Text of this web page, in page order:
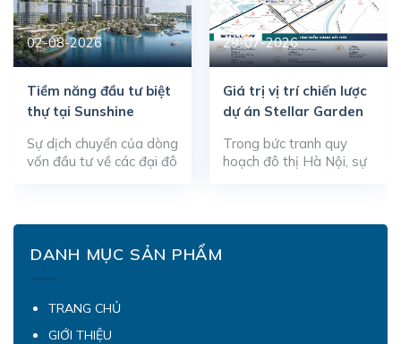
02-08-2026
Tiềm năng đầu tư biệt
thự tại Sunshine
Sự dịch chuyển của dòng
vốn đầu tư về các đại đô
Bắc Hà Nội. Trong bức
tranh tổng thể đó, phân
Sunshine Metropolis
29-07-2026
Giá trị vị trí chiến lược
dự án Stellar Garden
Trong bức tranh quy
hoạch đô thị Hà Nội, sự
DANH MỤC SẢN PHẨM
TRANG CHỦ
GIỚI THIỆU